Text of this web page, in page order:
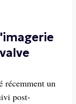
récemment un
post-